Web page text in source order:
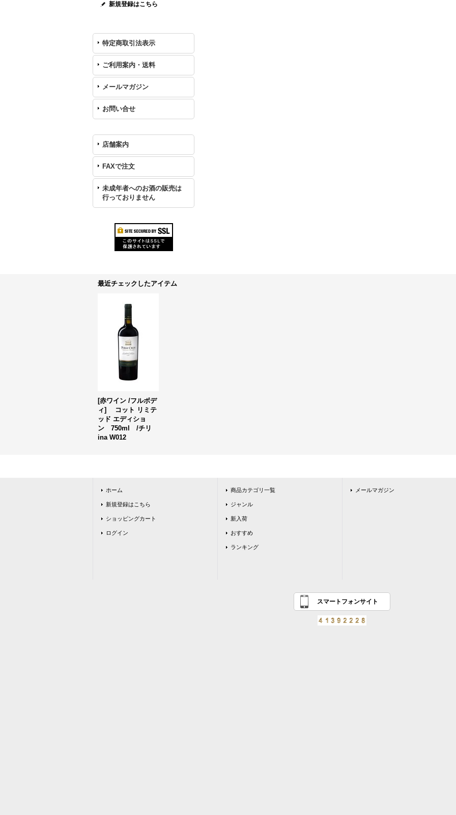
新規登録はこちら
特定商取引法表示
ご利用案内・送料
メールマガジン
お問い合せ
店舗案内
FAXで注文
未成年者へのお酒の販売は
行っておりません
最近チェックしたアイテム
[赤ワイン /フルボデ
ィ] コット リミテ
ッド エディショ
ン 750ml /チリ
ina W012
ホーム
新規登録はこちら
ショッピングカート
ログイン
商品カテゴリ一覧
ジャンル
新入荷
おすすめ
ランキング
メールマガジン
スマートフォンサイト